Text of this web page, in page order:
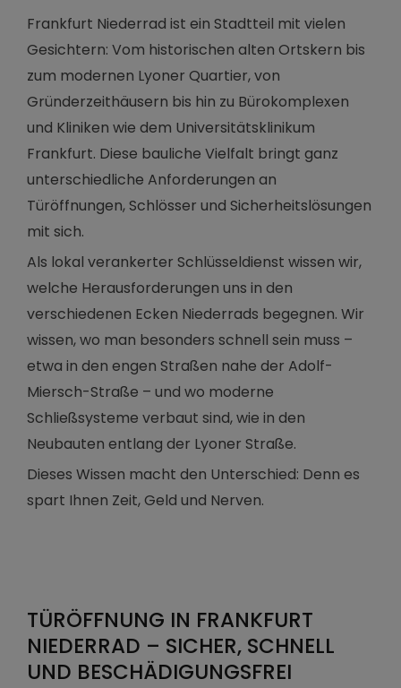
Frankfurt Niederrad ist ein Stadtteil mit vielen
Gesichtern: Vom historischen alten Ortskern bis
zum modernen Lyoner Quartier, von
Gründerzeithäusern bis hin zu Bürokomplexen
und Kliniken wie dem Universitätsklinikum
Frankfurt. Diese bauliche Vielfalt bringt ganz
unterschiedliche Anforderungen an
Türöffnungen, Schlösser und Sicherheitslösungen
mit sich.
Als lokal verankerter Schlüsseldienst wissen wir,
welche Herausforderungen uns in den
verschiedenen Ecken Niederrads begegnen. Wir
wissen, wo man besonders schnell sein muss –
etwa in den engen Straßen nahe der Adolf-
Miersch-Straße – und wo moderne
Schließsysteme verbaut sind, wie in den
Neubauten entlang der Lyoner Straße.
Dieses Wissen macht den Unterschied: Denn es
spart Ihnen Zeit, Geld und Nerven.
TÜRÖFFNUNG IN FRANKFURT
NIEDERRAD – SICHER, SCHNELL
UND BESCHÄDIGUNGSFREI